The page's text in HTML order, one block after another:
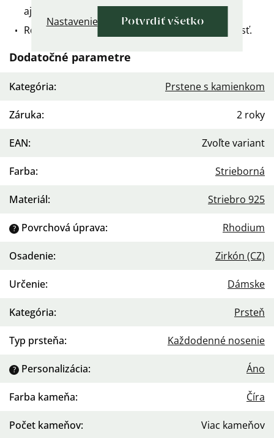
Nastavenie Potvrdiť všetko
aj
Ródiovaný pre väčšiu odolnosť a dlhšiu životnosť.
Dodatočné parametre
Kategória: Prstene s kamienkom
Záruka: 2 roky
EAN: Zvoľte variant
Farba: Strieborná
Materiál: Striebro 925
? Povrchová úprava: Rhodium
Osadenie: Zirkón (CZ)
Určenie: Dámske
Kategória: Prsteň
Typ prsteňa: Každodenné nosenie
? Personalizácia: Áno
Farba kameňa: Číra
Počet kameňov: Viac kameňov